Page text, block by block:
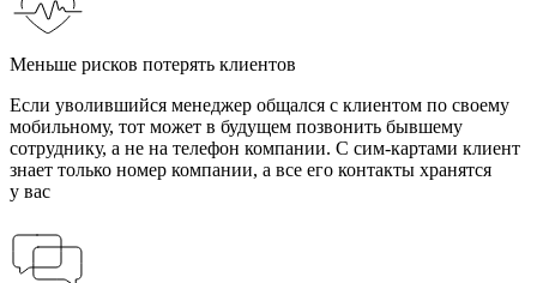
Меньше рисков потерять клиентов
Если уволившийся менеджер общался с клиентом по своему
мобильному, тот может в будущем позвонить бывшему
сотруднику, а не на телефон компании. С сим-картами клиент
знает только номер компании, а все его контакты хранятся
у вас